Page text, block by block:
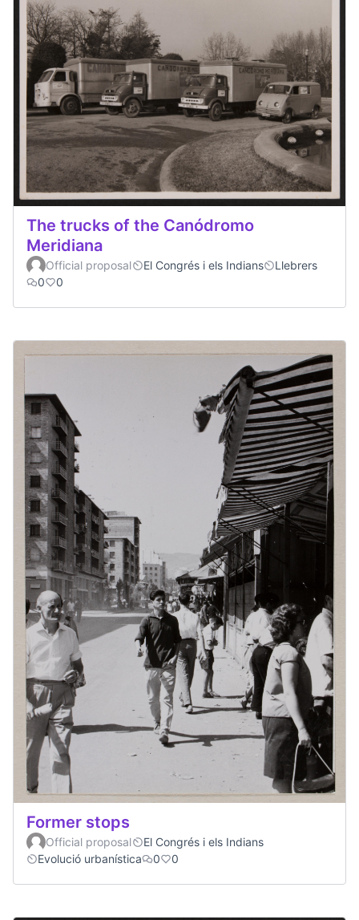
The trucks of the Canódromo
Meridiana
Official proposal El Congrés i els Indians
Llebrers
0
0
Former stops
Official proposal
El Congrés i els Indians
Evolució urbanística
0 0